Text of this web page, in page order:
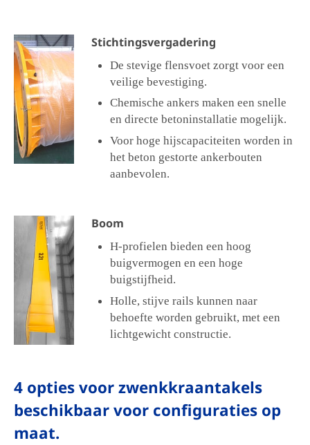
Stichtingsvergadering
De stevige flensvoet zorgt voor een
veilige bevestiging.
Chemische ankers maken een snelle
en directe betoninstallatie mogelijk.
Voor hoge hijscapaciteiten worden in
het beton gestorte ankerbouten
aanbevolen.
Boom
H-profielen bieden een hoog
buigvermogen en een hoge
buigstijfheid.
Holle, stijve rails kunnen naar
behoefte worden gebruikt, met een
lichtgewicht constructie.
4 opties voor zwenkkraantakels
beschikbaar voor configuraties op
maat.